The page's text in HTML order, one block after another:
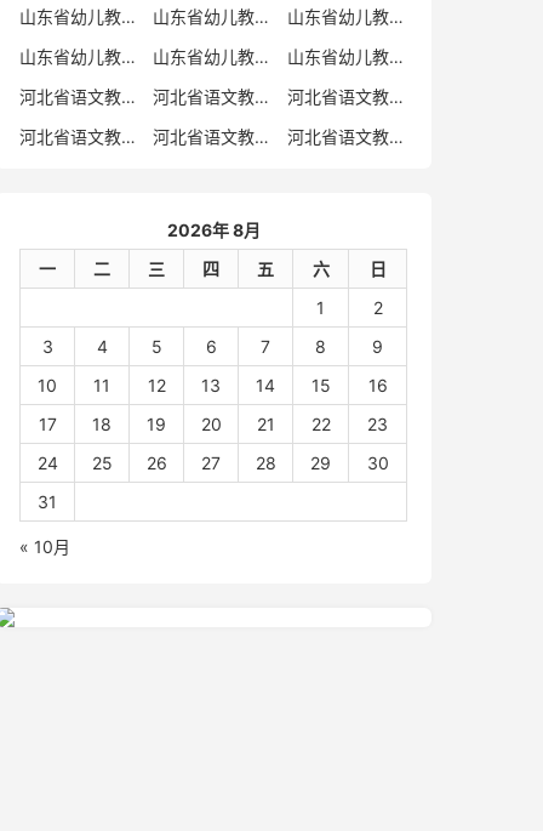
山东省幼儿教师招聘
山东省幼儿教师考试
山东省幼儿教师招聘考试真题
山东省幼儿教师招聘考试真题卷
山东省幼儿教师编制考试真题
山东省幼儿教师编制考试真题卷
河北省语文教师招聘
河北省语文教师招聘考试真题
河北省语文教师招聘考试真题卷
河北省语文教师编制考试真题
河北省语文教师编制考试真题卷 河北省语文教师考试
2026年 8月
一
二 三 四 五 六
日
1
2
3
4 5 6 7 8
9
10
11 12 13 14 15
16
17
18 19 20 21 22
23
24
25 26 27 28 29
30
31
« 10月